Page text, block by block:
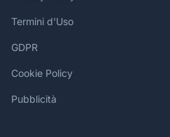
Termini d'Uso
GDPR
Cookie Policy
Pubblicità